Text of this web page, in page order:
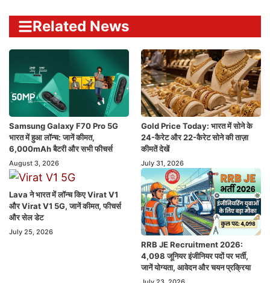
Related News
Samsung Galaxy F70 Pro 5G
भारत में हुआ लॉन्च: जानें कीमत,
6,000mAh बैटरी और सभी फीचर्स
August 3, 2026
Gold Price Today: भारत में सोने के
24-कैरेट और 22-कैरेट सोने की ताज़ा
कीमतें देखें
July 31, 2026
Lava ने भारत में लॉन्च किए Virat V1
और Virat V1 5G, जानें कीमत, फीचर्स
और सेल डेट
July 25, 2026
RRB JE Recruitment 2026:
4,098 जूनियर इंजीनियर पदों पर भर्ती,
जानें योग्यता, आवेदन और चयन प्रक्रिया